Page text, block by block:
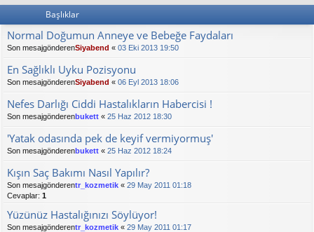
Başlıklar
Normal Doğumun Anneye ve Bebeğe Faydaları
Son mesajgönderenSiyabend « 03 Eki 2013 19:50
En Sağlıklı Uyku Pozisyonu
Son mesajgönderenSiyabend « 06 Eyl 2013 18:06
Nefes Darlığı Ciddi Hastalıkların Habercisi !
Son mesajgönderenbukett « 25 Haz 2012 18:30
'Yatak odasında pek de keyif vermiyormuş'
Son mesajgönderenbukett « 25 Haz 2012 18:24
Kışın Saç Bakımı Nasıl Yapılır?
Son mesajgönderentr_kozmetik « 29 May 2011 01:18
Cevaplar: 1
Yüzünüz Hastalığınızı Söylüyor!
Son mesajgönderentr_kozmetik « 29 May 2011 01:17